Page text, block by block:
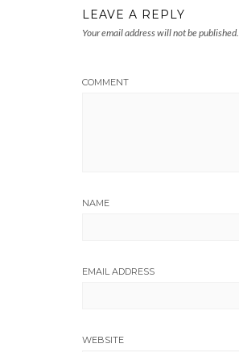
LEAVE A REPLY
Your email address will not be published.
COMMENT
NAME
EMAIL ADDRESS
WEBSITE